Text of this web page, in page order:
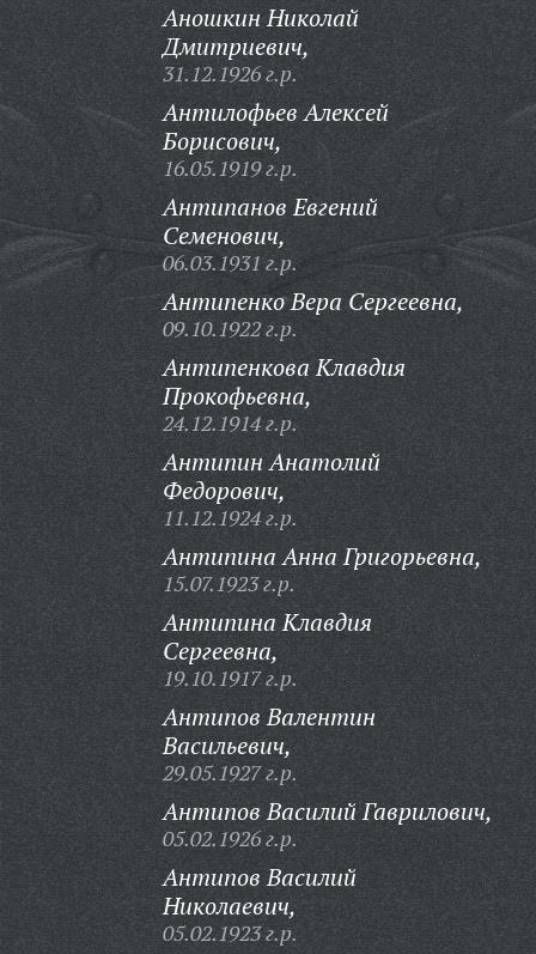
Аношкин Николай
Дмитриевич,
31.12.1926 г.р.
Антилофьев Алексей
Борисович,
16.05.1919 г.р.
Антипанов Евгений
Семенович,
06.03.1931 г.р.
Антипенко Вера Сергеевна,
09.10.1922 г.р.
Антипенкова Клавдия
Прокофьевна,
24.12.1914 г.р.
Антипин Анатолий
Федорович,
11.12.1924 г.р.
Антипина Анна Григорьевна,
15.07.1923 г.р.
Антипина Клавдия
Сергеевна,
19.10.1917 г.р.
Антипов Валентин
Васильевич,
29.05.1927 г.р.
Антипов Василий Гаврилович,
05.02.1926 г.р.
Антипов Василий
Николаевич,
05.02.1923 г.р.